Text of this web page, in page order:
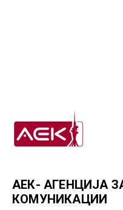
АЕК- АГЕНЦИЈА
КОМУНИКАЦИИ